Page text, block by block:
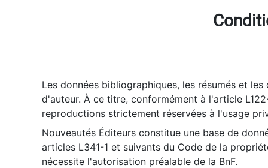
Les données bibliographiques, les résumés et
d'auteur. À ce titre, conformément à l'article
reproductions strictement réservées à l'usage
Nouveautés Éditeurs constitue une base de
articles L341-1 et suivants du Code de la
nécessite l'autorisation préalable de la BnF.